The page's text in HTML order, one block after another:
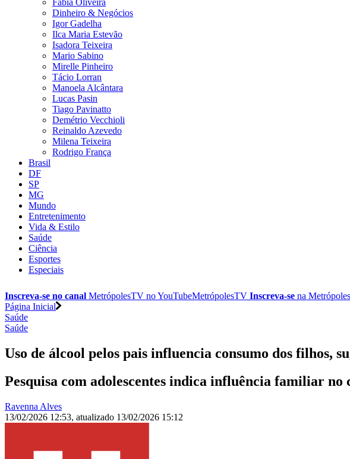
Fábia Oliveira
Dinheiro & Negócios
Igor Gadelha
Ilca Maria Estevão
Isadora Teixeira
Mario Sabino
Mirelle Pinheiro
Tácio Lorran
Manoela Alcântara
Lucas Pasin
Tiago Pavinatto
Demétrio Vecchioli
Reinaldo Azevedo
Milena Teixeira
Rodrigo França
Brasil
DF
SP
MG
Mundo
Entretenimento
Vida & Estilo
Saúde
Ciência
Esportes
Especiais
Inscreva-se no canal MetrópolesTV noYouTubeMetrópolesTV Inscreva-se na
Página Inicial
Saúde
Saúde
Uso de álcool pelos pais influencia consumo dos filhos,
Pesquisa com adolescentes indica influência familiar
Ravenna Alves
13/02/2026 12:53, atualizado 13/02/2026 15:12